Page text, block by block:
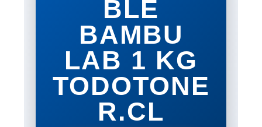
BLE
BAMBU
LAB 1 KG
TODOTONE
R.CL